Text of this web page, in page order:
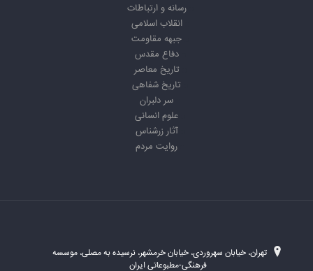
رسانه و ارتباطات
انقلاب اسلامی
جبهه مقاومت
دفاع مقدس
تاریخ معاصر
تاریخ شفاهی
سر دلبران
علوم انسانی
آثار زرشناس
روایت مردم
تهران، خیابان سهروردی، خیابان خرمشهر، نرسیده به مصلی، موسسه
فرهنگی-مطبوعاتی ایران